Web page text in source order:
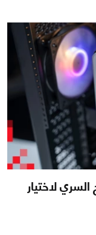
0
لاختيار